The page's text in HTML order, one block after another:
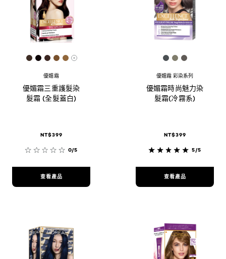
[Color]: #3E2D25
[Color]: #0D0407
[Color]: #3C2722
[Color]: #79512D
[Color]: #91673B
More shades are available
優媚霜
優媚霜三重護髮染
髮霜 (全髮蓋白)
NT$399
0/5
查看產品
[Color]:
[Color]:
[Color]:
優媚霜 彩染系列
優媚霜時尚魅力染
髮霜(冷霧系)
NT$399
5/5
查看產品